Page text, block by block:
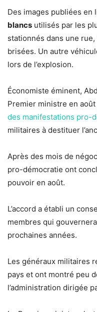
Des images publiées en
blancs utilisés par les
stationnés dans une
brisées. Un autre
lors de l’explosion.
Économiste éminent,
Premier ministre en
des manifestations pro-
militaires à destituer
Après des mois de
pro-démocratie ont
pouvoir en août.
L’accord a établi un
membres qui
prochaines années.
Les généraux militaires
pays et ont montré peu
l’administration dirigée